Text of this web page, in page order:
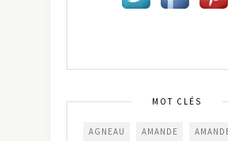
MOT CLÉS
AGNEAU AMANDE